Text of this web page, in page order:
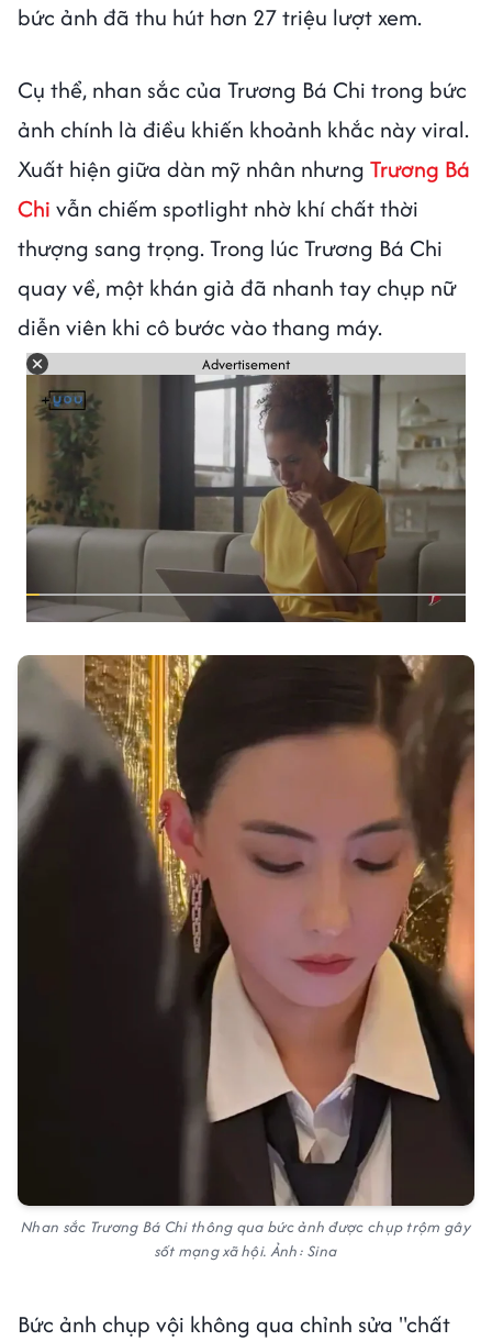
bức ảnh đã thu hút hơn 27 triệu lượt xem.
Cụ thể, nhan sắc của Trương Bá Chi trong bức
ảnh chính là điều khiến khoảnh khắc này viral.
Xuất hiện giữa dàn mỹ nhân nhưng Trương Bá
Chi vẫn chiếm spotlight nhờ khí chất thời
thượng sang trọng. Trong lúc Trương Bá Chi
quay về, một khán giả đã nhanh tay chụp nữ
diễn viên khi cô bước vào thang máy.
Advertisement
Nhan sắc Trương Bá Chi thông qua bức ảnh được chụp trộm gây
sốt mạng xã hội. Ảnh: Sina
Bức ảnh chụp vội không qua chỉnh sửa "chất